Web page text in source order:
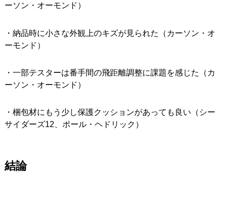
ーソン・オーモンド）
・納品時に小さな外観上のキズが見られた（カーソン・オ
ーモンド）
・一部テスターは番手間の飛距離調整に課題を感じた（カ
ーソン・オーモンド）
・梱包材にもう少し保護クッションがあっても良い（シー
サイダーズ12、ポール・ヘドリック）
結論